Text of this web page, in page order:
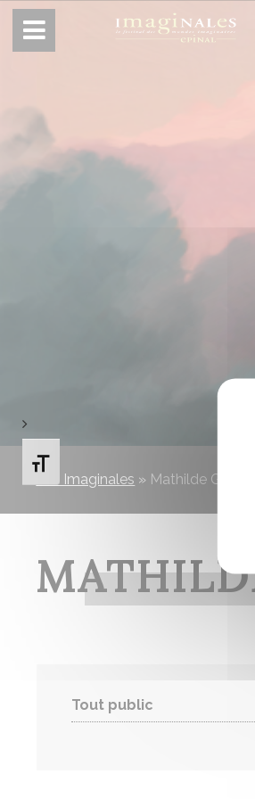
Changer la taille de la police
Les Imaginales » Mathilde
Tout public
Panneau de gestion des cookies